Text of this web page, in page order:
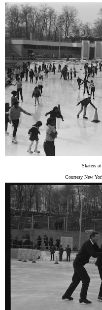
Skaters
Courtesy New